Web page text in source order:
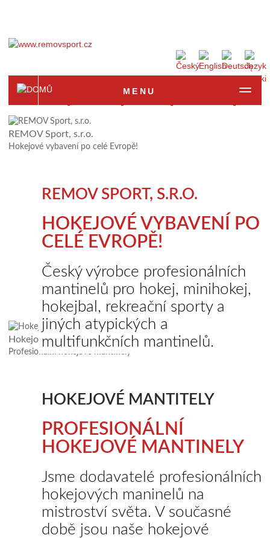
MENU
Homepage Produkte
REMOV Sport, s.r.o.
Hokejové vybavení po celé Evropě!
REMOV SPORT, S.R.O.
HOKEJOVÉ VYBAVENÍ PO
CELÉ EVROPĚ!
Český výrobce profesionálních
mantinelů pro hokej, minihokej,
hokejbal, rekreační sporty a
jiných atypických a
multifunkčních mantinelů.
Hokejové mantitely
Profesionální hokejové mantinely
HOKEJOVÉ MANTITELY
PROFESIONÁLNÍ
HOKEJOVÉ MANTINELY
Jsme dodavatelé profesionálních
hokejových maninelů na
mistroství světa. V současné
době jsou naše hokejové